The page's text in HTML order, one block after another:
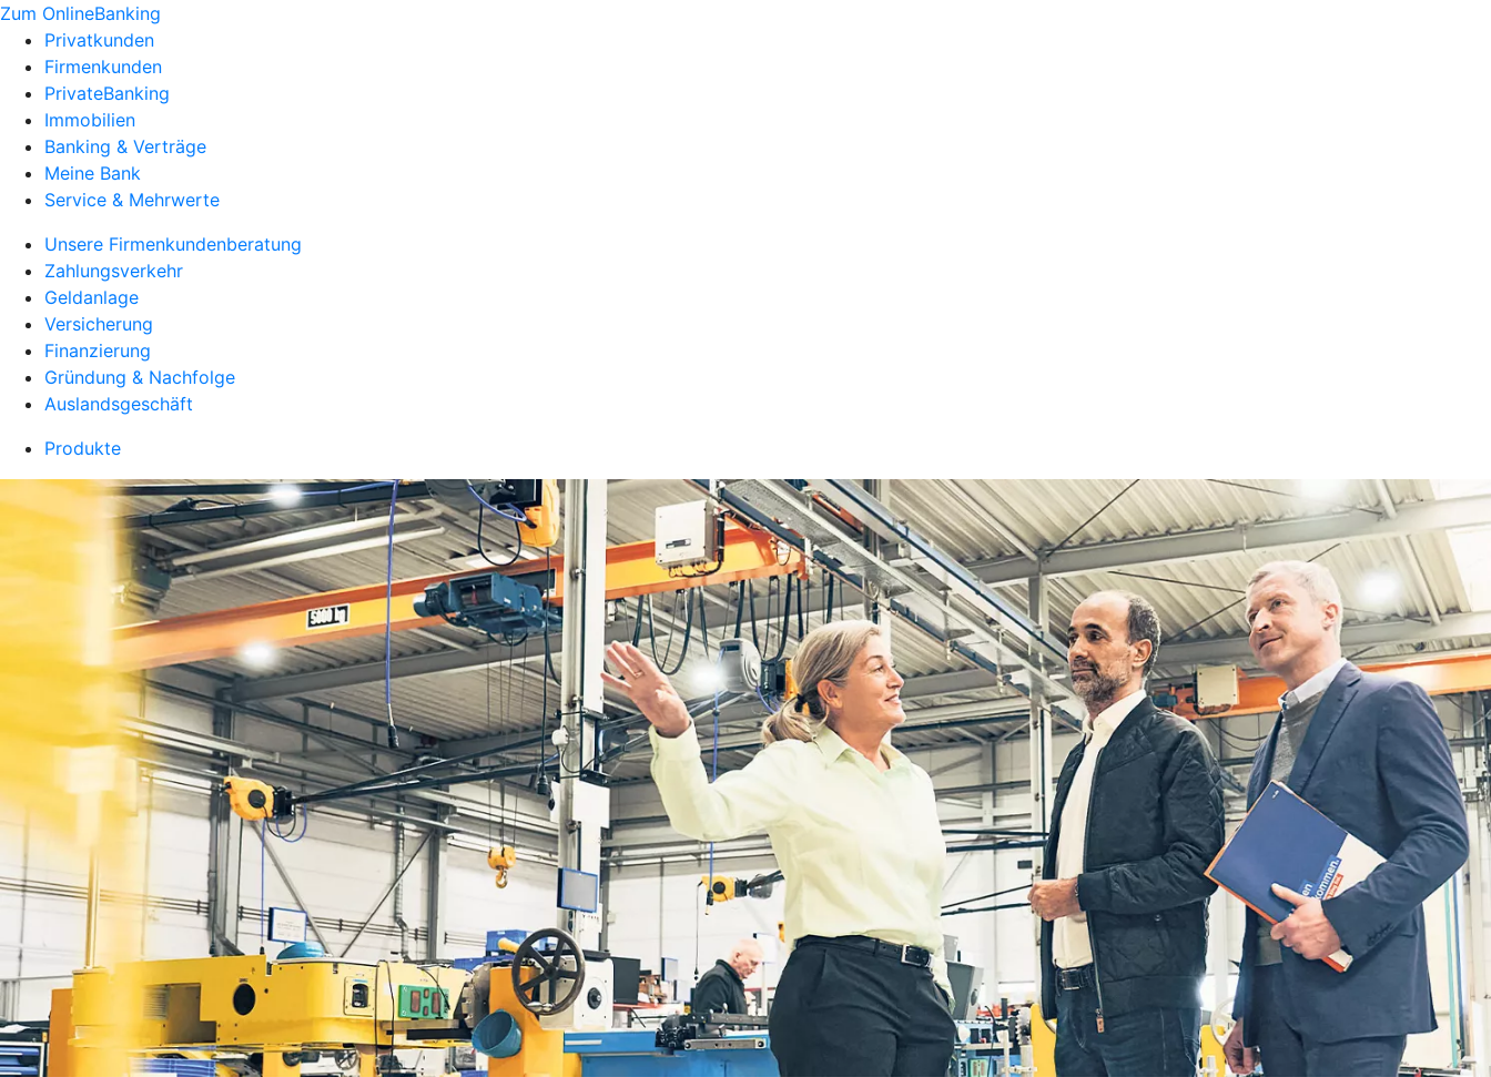
Zum OnlineBanking
Privatkunden
Firmenkunden
PrivateBanking
Immobilien
Banking & Verträge
Meine Bank
Service & Mehrwerte
Unsere Firmenkundenberatung
Zahlungsverkehr
Geldanlage
Versicherung
Finanzierung
Gründung & Nachfolge
Auslandsgeschäft
Produkte